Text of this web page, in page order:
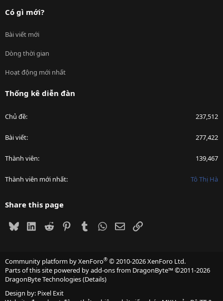
Có gì mới?
Bài viết mới
Dòng thời gian
Hoạt động mới nhất
Thống kê diễn đàn
Chủ đề 237,512
Bài viết 277,422
Thành viên 139,467
Thành viên mới nhất Tô Thị Hà
Share this page
BlueskyLinkedIn
Reddit PinterestTumblrWhatsApp
EmailLink
Community platform by XenForo® © 2010-2026 XenForo Ltd.
Parts of this site powered byadd-ons from DragonByte™©2011-2026
DragonByte Technologies(Details)
Design by: Pixel Exit